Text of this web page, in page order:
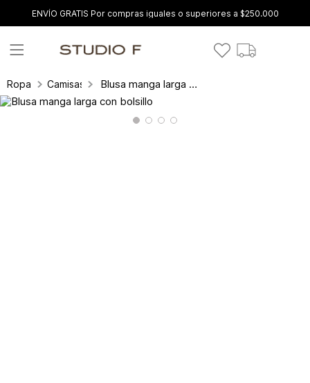
ENVÍO GRATIS Por compras iguales o superiores a $250.000
Ropa Camisas y blusas Blusa manga larga con bolsillo